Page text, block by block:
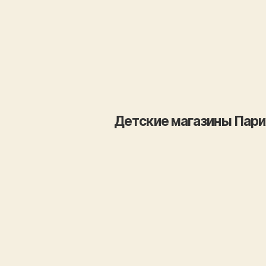
Детские магазины